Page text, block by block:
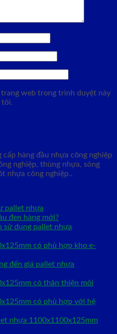
trang web trong trình duyệt này
tôi.
hàng đầu nhựa công nghiệp
nghiệp, thùng nhựa, sóng
nhựa công nghiệp..
pallet nhựa
đen hàng mới?
sử dụng pallet nhựa
có phù hợp kho e-
đến giá pallet nhựa
có thân thiện môi
có phù hợp với hệ
nhựa 1100x1100x125mm